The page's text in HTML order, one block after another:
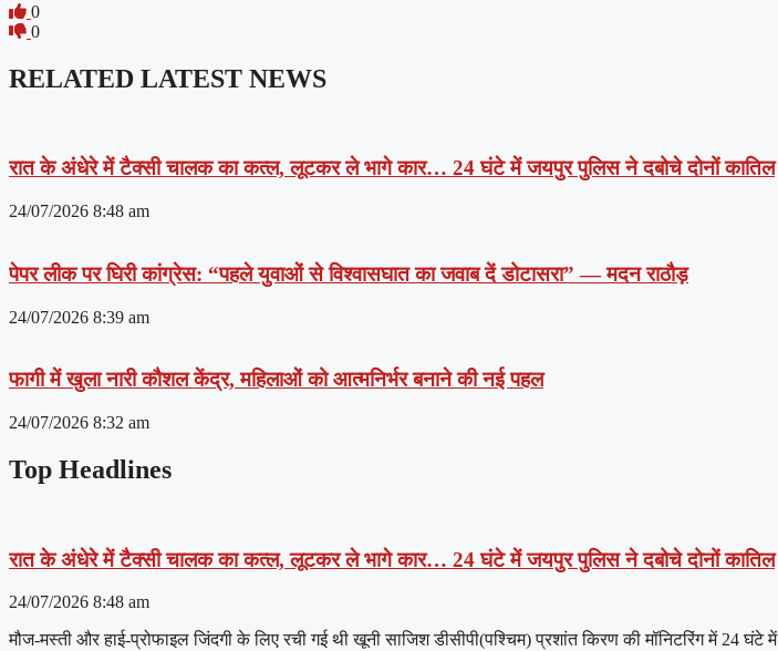
0
0
RELATED LATEST NEWS
रात के अंधेरे में टैक्सी चालक का कत्ल, लूटकर ले भागे कार… 24 घंटे में जयपुर पुलिस ने दबोचे दोनों कातिल
24/07/2026 8:48 am
पेपर लीक पर घिरी कांग्रेस: “पहले युवाओं से विश्वासघात का जवाब दें डोटासरा” — मदन राठौड़
24/07/2026 8:39 am
फागी में खुला नारी कौशल केंद्र, महिलाओं को आत्मनिर्भर बनाने की नई पहल
24/07/2026 8:32 am
Top Headlines
रात के अंधेरे में टैक्सी चालक का कत्ल, लूटकर ले भागे कार… 24 घंटे में जयपुर पुलिस ने दबोचे दोनों कातिल
24/07/2026 8:48 am
मौज-मस्ती और हाई-प्रोफाइल जिंदगी के लिए रची गई थी खूनी साजिश डीसीपी(पश्चिम) प्रशांत किरण की मॉनिटरिंग में 24 घंटे में